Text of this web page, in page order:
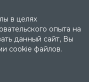
Все права
в целях
опыта на
данный сайт, Вы
cookie файлов.